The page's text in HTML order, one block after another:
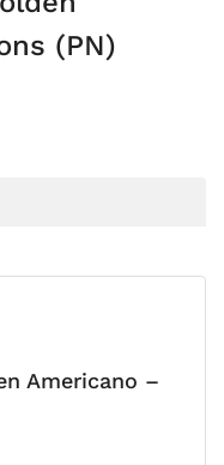
(PN)
Americano –